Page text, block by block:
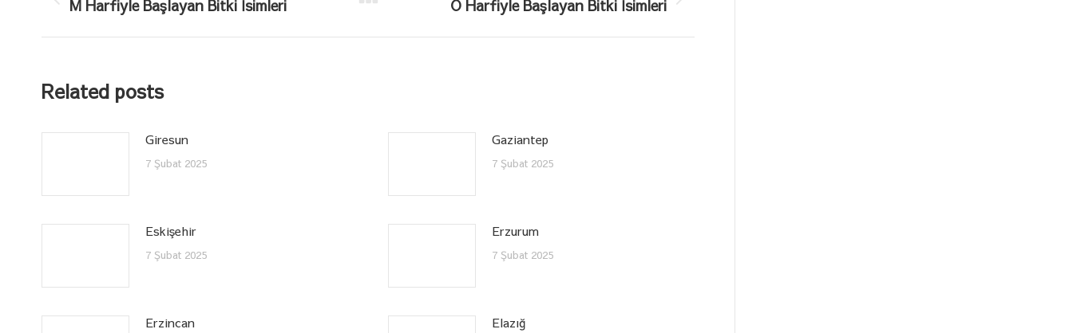
Previous
M Harfiyle Başlayan Bitki İsimleri O Harfiyle Başlayan Bitki İsimleri
Related posts
Giresun
7 Şubat 2025
Gaziantep
7 Şubat 2025
Eskişehir
7 Şubat 2025
Erzurum
7 Şubat 2025
Erzincan Elazığ